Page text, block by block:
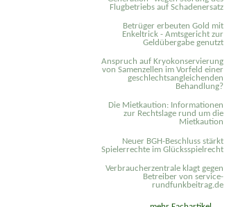
Flugbetriebs auf Schadenersatz
Betrüger erbeuten Gold mit
Enkeltrick - Amtsgericht zur
Geldübergabe genutzt
Anspruch auf Kryokonservierung
von Samenzellen im Vorfeld einer
geschlechtsangleichenden
Behandlung?
Die Mietkaution: Informationen
zur Rechtslage rund um die
Mietkaution
Neuer BGH-Beschluss stärkt
Spielerrechte im Glücksspielrecht
Verbraucherzentrale klagt gegen
Betreiber von service-
rundfunkbeitrag.de